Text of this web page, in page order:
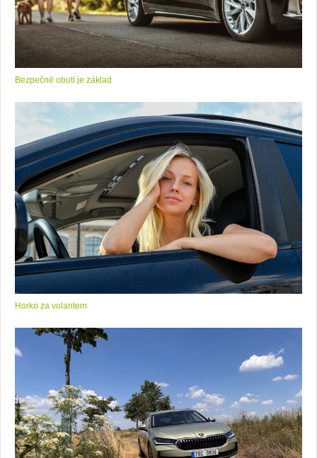
Bezpečné obutí je základ
Horko za volantem